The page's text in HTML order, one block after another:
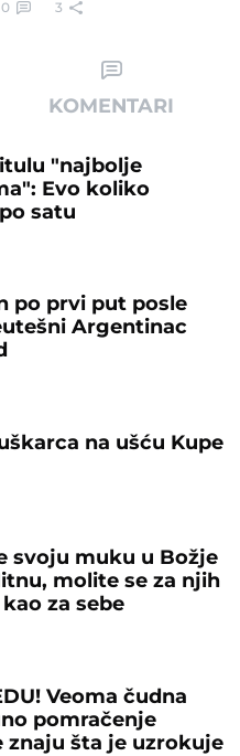
0 3
KOMENTARI
"najbolje
Evo koliko
satu
po prvi put posle
Argentinac
na ušću Kupe
svoju muku u Božje
molite se za njih
za sebe
Veoma čudna
pomračenje
znaju šta je uzrokuje